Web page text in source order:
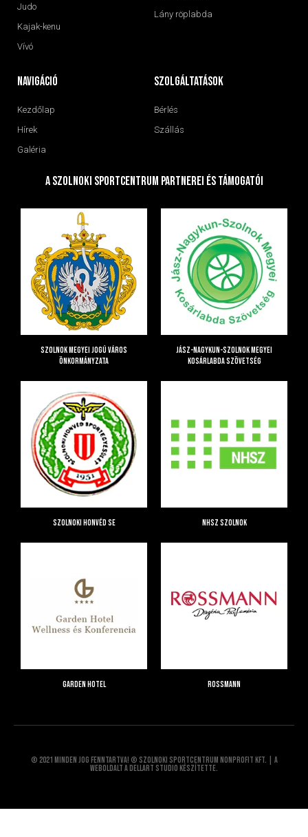
Judo
Kajak-kenu
Vívó
Lány röplabda
navigáció
Kezdőlap
Hírek
Galéria
Szolgáltatások
Bérlés
Szállás
A Szolnoki Sportcentrum Partnerei és Támogatói
Szolnok Megyei Jogú Város
Önkormányzata
Jász-Nagykun-Szolnok Megyei
Kosárlabda Szövetség
Szolnoki Honvéd SE NHSZ Szolnok
Garden Hotel Rossmann
© 2021 Minden jog fenntartva! © Szolnoki Sportcentrum Nonprofit Kft. | A
weboldalt a Dellart Studio készítette.